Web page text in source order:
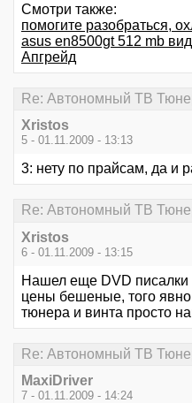
Смотри также:
помогите разобраться,
asus en8500gt 512 mb
Апгрейд
Re: Автономный ТВ
Xristos
5 - 01.11.2009 - 13:13
3: нету по прайсам, да и
Re: Автономный ТВ
Xristos
6 - 01.11.2009 - 13:15
Нашел еще DVD
цены бешеные, того явно
тюнера и винта просто
Re: Автономный ТВ
MaxiDriver
7 - 01.11.2009 - 14:24